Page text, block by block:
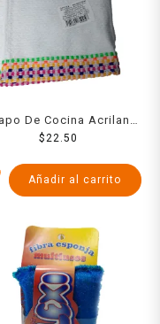
De Cocina Acrilan
Chico
$22.50
Añadir al carrito